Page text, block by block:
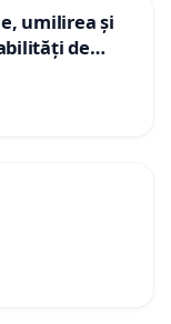
umilirea și
de